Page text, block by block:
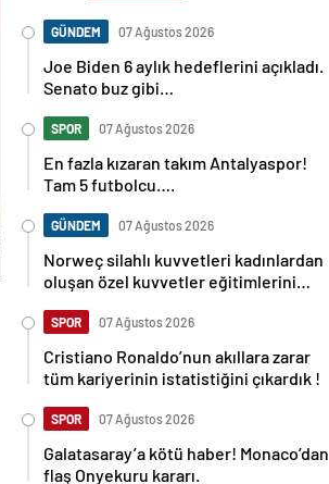
GÜNDEM 07 Ağustos 2026
Joe Biden 6 aylık hedeflerini açıkladı.
Senato buz gibi…
SPOR 07 Ağustos 2026
En fazla kızaran takım Antalyaspor!
Tam 5 futbolcu….
GÜNDEM 07 Ağustos 2026
Norweç silahlı kuvvetleri kadınlardan
oluşan özel kuvvetler eğitimlerini
SPOR 07 Ağustos 2026
Cristiano Ronaldo’nun akıllara zarar
tüm kariyerinin istatistiğini çıkardık !
SPOR 07 Ağustos 2026
Galatasaray’a kötü haber! Monaco’dan
flaş Onyekuru kararı.